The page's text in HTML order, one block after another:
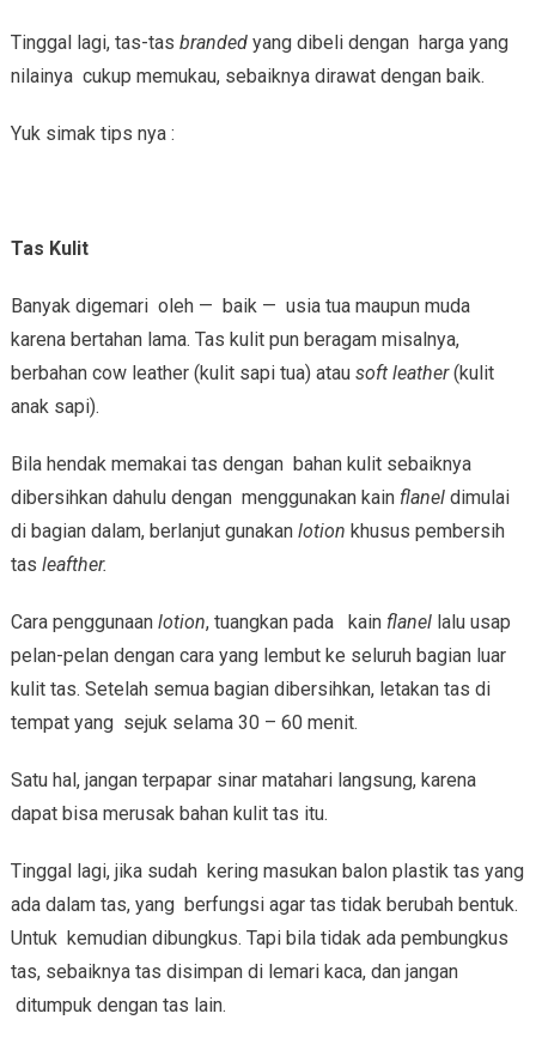
Tinggal lagi, tas-tas brandedyang dibeli dengan harga yang
nilainya cukup memukau, sebaiknya dirawat dengan baik.
Yuk simak tips nya :
Tas Kulit
Banyak digemari oleh — baik — usia tua maupun muda
karena bertahan lama. Tas kulit pun beragam misalnya,
berbahan cow leather (kulit sapi tua) atau soft leather(kulit
anak sapi).
Bila hendak memakai tas dengan bahan kulit sebaiknya
dibersihkan dahulu dengan menggunakan kain flanel dimulai
di bagian dalam, berlanjut gunakan lotion khusus pembersih
tas leafther.
Cara penggunaan lotion, tuangkan pada kain flanel lalu usap
pelan-pelan dengan cara yang lembut ke seluruh bagian luar
kulit tas. Setelah semua bagian dibersihkan, letakan tas di
tempat yang sejuk selama 30 – 60 menit.
Satu hal, jangan terpapar sinar matahari langsung, karena
dapat bisa merusak bahan kulit tas itu.
Tinggal lagi, jika sudah kering masukan balon plastik tas yang
ada dalam tas, yang berfungsi agar tas tidak berubah bentuk.
Untuk kemudian dibungkus. Tapi bila tidak ada pembungkus
tas, sebaiknya tas disimpan di lemari kaca, dan jangan
ditumpuk dengan tas lain.